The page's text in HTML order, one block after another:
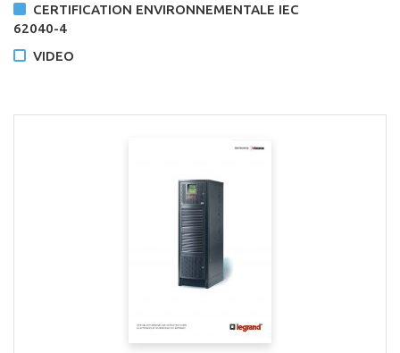
CERTIFICATION ENVIRONNEMENTALE IEC
62040-4
VIDEO